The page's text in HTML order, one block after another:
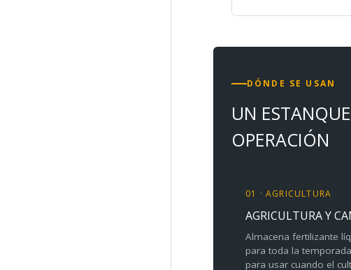
DÓNDE SE USAN
UN
OPERACIÓN
01 · AGRICULTURA
AGRICULTURA Y
Almacena fertilizante
para toda la
para usar cuando el